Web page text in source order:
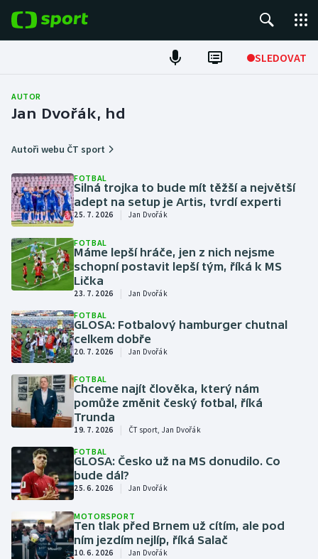
SLEDOVAT
ME v atletice
Hokej
Tenis
DALŠÍ SPORTY
Americký fotbal
Atletika
Baseball a softbal
Basketbal
Biatlon
Boby a skeleton
Box
Curling
NEPŘEHLÉDNĚTE
Soutěže
Historické návraty
Aplikace ČT sport
AZ kvíz
AUTOR
Jan Dvořák, hd
Autoři webu ČT sport
FOTBAL
Silná trojka to bude mít těžší a největší
adept na setup je Artis, tvrdí experti
25. 7. 2026 Jan Dvořák
FOTBAL
Máme lepší hráče, jen z nich nejsme
schopní postavit lepší tým, říká k MS
Lička
23. 7. 2026 Jan Dvořák
FOTBAL
GLOSA: Fotbalový hamburger chutnal
celkem dobře
20. 7. 2026 Jan Dvořák
FOTBAL
Chceme najít člověka, který nám
pomůže změnit český fotbal, říká
Trunda
19. 7. 2026 ČT sport, Jan Dvořák
FOTBAL
GLOSA: Česko už na MS donudilo. Co
bude dál?
25. 6. 2026 Jan Dvořák
MOTORSPORT
Ten tlak před Brnem už cítím, ale pod
ním jezdím nejlíp, říká Salač
10. 6. 2026 Jan Dvořák